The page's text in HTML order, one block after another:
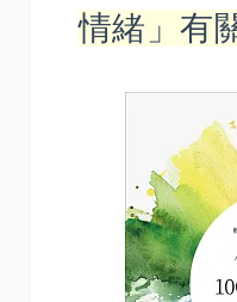
情緒」有